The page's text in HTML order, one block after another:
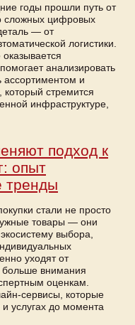
годы прошли путь от
сложных цифровых
— от
логистики.
анализировать
ассортиментом и
стремится
инфраструктуре,
подход к
опыт
тренды
стали не просто
товары — они
выбора,
уходят от
внимания
оценкам.
сервисы, которые
услугах до момента